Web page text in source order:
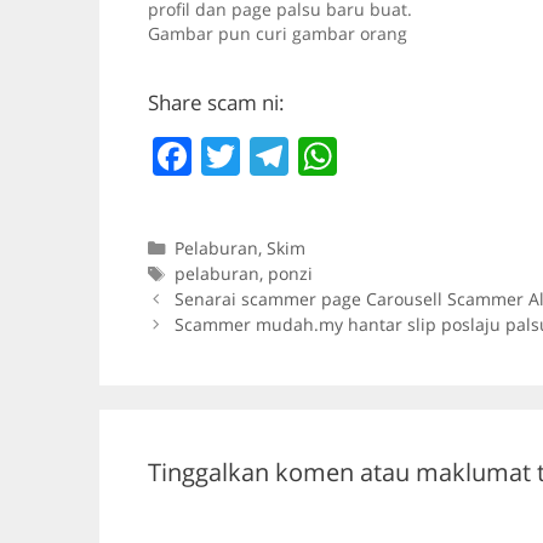
profil dan page palsu baru buat.
Gambar pun curi gambar orang
kononnya testimonial yang dah
mangsa akan ditipu untuk bayar…
Share scam ni:
F
c
e
b
T
itt
er
T
e
gr
a A
p
Categories
Pelaburan, Skim
Tags
pelaburan, ponzi
Senarai scammer page Carousell Scammer
Scammer mudah.my hantar slip poslaju
Tinggalkan komen atau maklumat